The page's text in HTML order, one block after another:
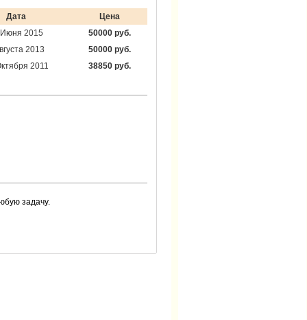
Дата
Цена
2015
50000 руб.
2013
50000 руб.
2011 38850 руб.
задачу.